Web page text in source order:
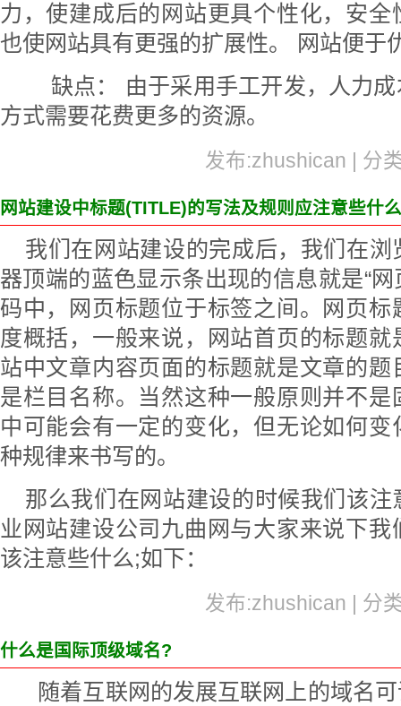
力，使建成后的网站更具个性化，安
也使网站具有更强的扩展性。 网站便于
缺点： 由于采用手工开发，人力成
方式需要花费更多的资源。
发布:zhushican | 分
网站建设中标题(TITLE)的写法及规则应注意些什
我们在网站建设的完成后，我们在
器顶端的蓝色显示条出现的信息就是“
码中，网页标题位于标签之间。网页
度概括，一般来说，网站首页的标题
站中文章内容页面的标题就是文章的
是栏目名称。当然这种一般原则并不
中可能会有一定的变化，但无论如何
种规律来书写的。
那么我们在网站建设的时候我们该
业网站建设公司九曲网与大家来说下
该注意些什么;如下：
发布:zhushican | 分
什么是国际顶级域名?
随着互联网的发展互联网上的域名